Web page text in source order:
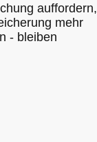
auffordern,
mehr
- bleiben